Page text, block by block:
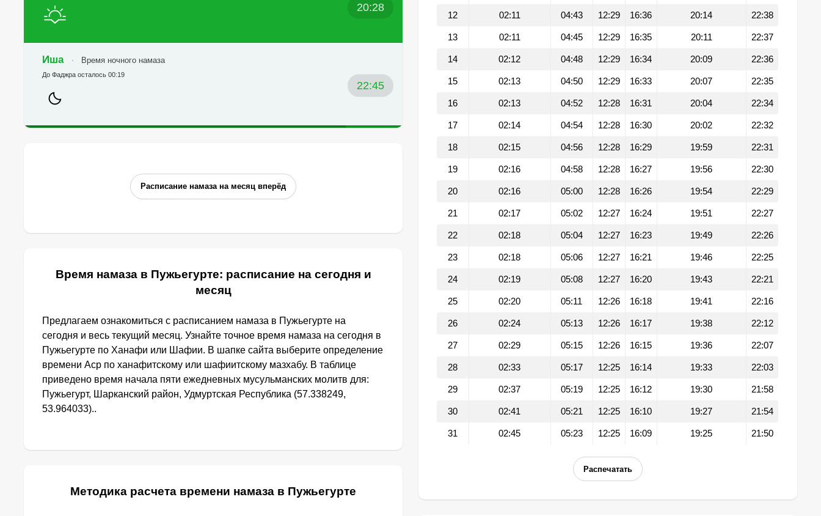
20:28
Иша Время ночного намаза
22:45
До Фаджра осталось 00:19
Расписание намаза на месяц вперёд
Время намаза в Пужьегурте: расписание на сегодня и
месяц
Предлагаем ознакомиться с расписанием намаза в Пужьегурте на
сегодня и весь текущий месяц. Узнайте точное время намаза на сегодня в
Пужьегурте по Ханафи или Шафии. В шапке сайта выберите определение
времени Аср по ханафитскому или шафиитскому мазхабу. В таблице
приведено время начала пяти ежедневных мусульманских молитв для:
Пужьегурт, Шарканский район, Удмуртская Республика (57.338249,
53.964033)..
Методика расчета времени намаза в Пужьегурте
12 02:11 04:43 12:29 16:36 20:14 22:38
13 02:11 04:45 12:29 16:35 20:11 22:37
14 02:12 04:48 12:29 16:34 20:09 22:36
15 02:13 04:50 12:29 16:33 20:07 22:35
16 02:13 04:52 12:28 16:31 20:04 22:34
17 02:14 04:54 12:28 16:30 20:02 22:32
18 02:15 04:56 12:28 16:29 19:59 22:31
19 02:16 04:58 12:28 16:27 19:56 22:30
20 02:16 05:00 12:28 16:26 19:54 22:29
21 02:17 05:02 12:27 16:24 19:51 22:27
22 02:18 05:04 12:27 16:23 19:49 22:26
23 02:18 05:06 12:27 16:21 19:46 22:25
24 02:19 05:08 12:27 16:20 19:43 22:21
25 02:20 05:11 12:26 16:18 19:41 22:16
26 02:24 05:13 12:26 16:17 19:38 22:12
27 02:29 05:15 12:26 16:15 19:36 22:07
28 02:33 05:17 12:25 16:14 19:33 22:03
29 02:37 05:19 12:25 16:12 19:30 21:58
30 02:41 05:21 12:25 16:10 19:27 21:54
31 02:45 05:23 12:25 16:09 19:25 21:50
Распечатать